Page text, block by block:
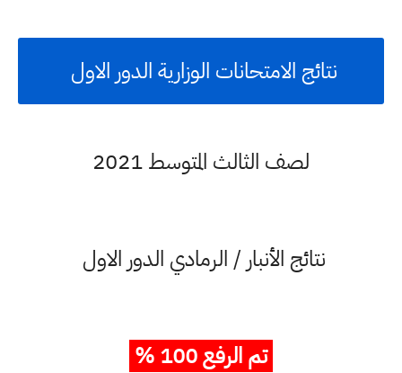
نتائج الامتحانات الوزارية الدور الاول
لصف الثالث المتوسط 2021
نتائج الأنبار / الرمادي الدور الاول
تم الرفع 100 %